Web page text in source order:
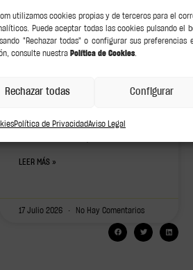
utilizamos cookies propias y de terceros para el
Puede aceptar todas las cookies pulsando el
"Rechazar todas" o configurar sus preferencias
consulte nuestra Política de Cookies.
Rechazar todas Configurar
Política de PrivacidadAviso Legal
Derechos y deberes
de un comprador o
coleccionista de arte
cultural y económica que, por su
trasciende la mera transacción
LEER MÁS »
17 Julio 2026 No Hay Comentarios